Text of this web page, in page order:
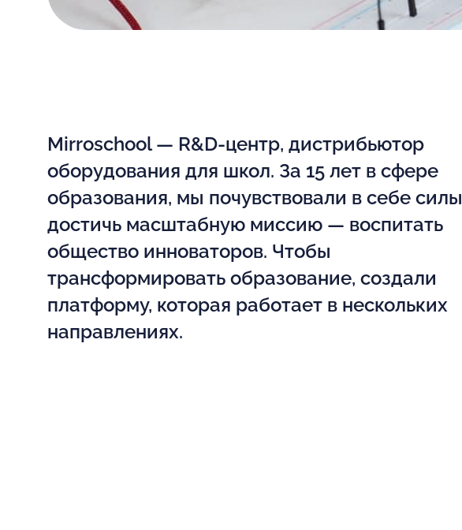
Mirroschool — R&D-центр, дистрибьютор
оборудования для школ. За 15 лет в сфере
образования, мы почувствовали в себе силы
достичь масштабную миссию — воспитать
общество инноваторов. Чтобы
трансформировать образование, создали
платформу, которая работает в нескольких
направлениях.